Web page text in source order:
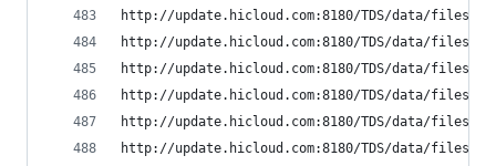
http://update.hicloud.com:8180/TDS/data/files/p9/
http://update.hicloud.com:8180/TDS/data/files/p9/
http://update.hicloud.com:8180/TDS/data/files/p9/
http://update.hicloud.com:8180/TDS/data/files/p9/
http://update.hicloud.com:8180/TDS/data/files/p9/
http://update.hicloud.com:8180/TDS/data/files/